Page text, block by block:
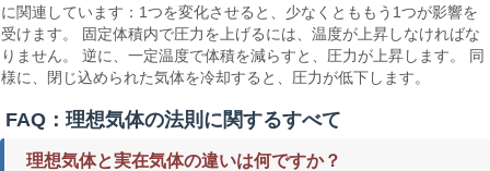
に関連しています：1つを変化させると、少なくとももう1つが影響を
受けます。 固定体積内で圧力を上げるには、温度が上昇しなければな
りません。 逆に、一定温度で体積を減らすと、圧力が上昇します。 同
様に、閉じ込められた気体を冷却すると、圧力が低下します。
FAQ：理想気体の法則に関するすべて
理想気体と実在気体の違いは何ですか？